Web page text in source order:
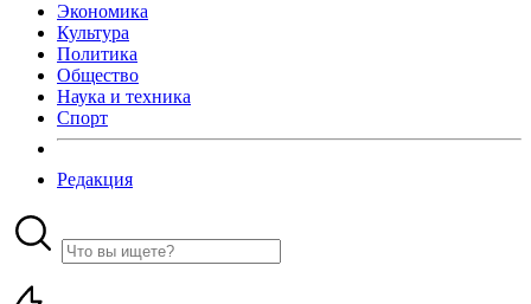
Экономика
Культура
Политика
Общество
Наука и техника
Спорт
Редакция